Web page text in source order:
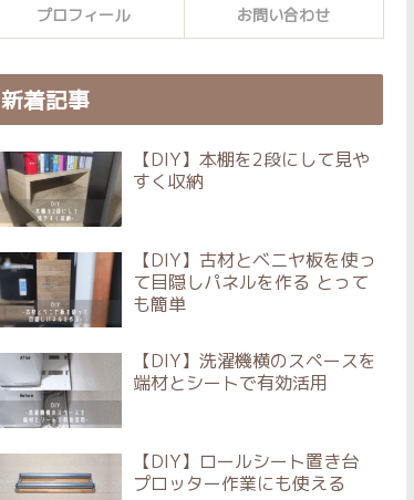
プロフィール お問い合わせ
新着記事
【DIY】本棚を2段にして見や
すく収納
【DIY】古材とベニヤ板を使っ
て目隠しパネルを作る とって
も簡単
【DIY】洗濯機横のスペースを
端材とシートで有効活用
【DIY】ロールシート置き台
プロッター作業にも使える